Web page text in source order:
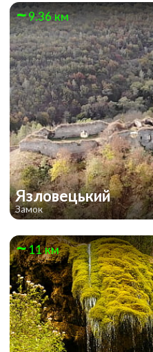
9.36 км
Язловецький
Замок
11 км